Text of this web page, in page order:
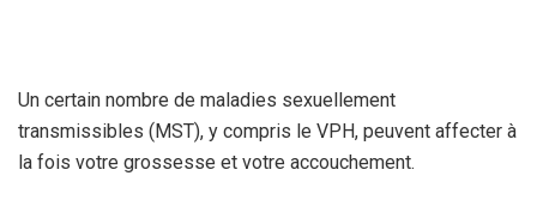
Un certain nombre de maladies sexuellement
transmissibles (MST), y compris le VPH, peuvent affecter à
la fois votre grossesse et votre accouchement.